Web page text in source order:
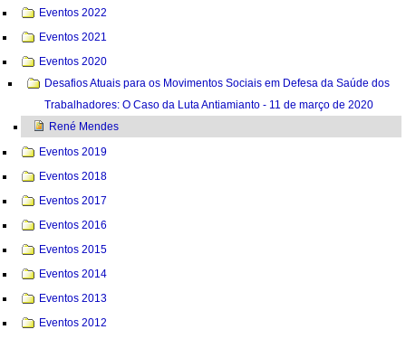
Eventos 2022
Eventos 2021
Eventos 2020
Desafios Atuais para os Movimentos Sociais em Defesa da Saúde dos
Trabalhadores: O Caso da Luta Antiamianto - 11 de março de 2020
René Mendes
Eventos 2019
Eventos 2018
Eventos 2017
Eventos 2016
Eventos 2015
Eventos 2014
Eventos 2013
Eventos 2012